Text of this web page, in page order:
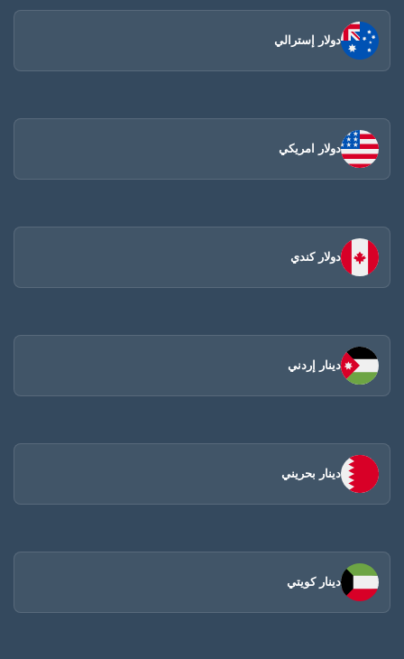
دولار إسترالي
دولار امريكي
دولار كندي
دينار إردني
دينار بحريني
دينار كويتي